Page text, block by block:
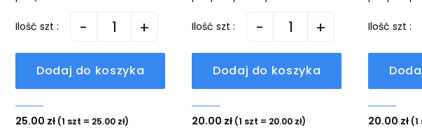
Ilość szt : - +
Dodaj do koszyka
25.00 zł (1 szt = 25.00 zł)
Ilość szt : - +
Dodaj do koszyka
20.00 zł (1 szt = 20.00 zł)
Ilość szt :
20.00 zł (1